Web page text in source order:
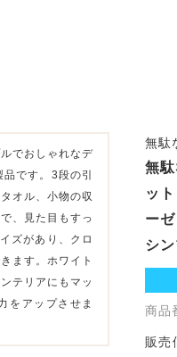
でおしゃれなデ
です。3段の引
オル、小物の収
、見た目もすっ
ズがあり、クロ
ます。ホワイト
テリアにもマッ
をアップさせま
無駄
無
ッ
ー
シ
商品
販売